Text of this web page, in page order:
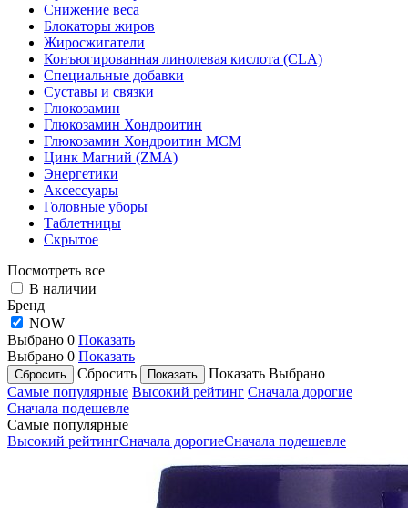
Снижение веса
Блокаторы жиров
Жиросжигатели
Конъюгированная линолевая кислота (CLA)
Специальные добавки
Суставы и связки
Глюкозамин
Глюкозамин Хондроитин
Глюкозамин Хондроитин МСМ
Цинк Магний (ZMA)
Энергетики
Аксессуары
Головные уборы
Таблетницы
Скрытое
Посмотреть все
В наличии
Бренд
NOW
Выбрано 0 Показать
Выбрано 0 Показать
Сбросить
Показать Выбрано
Самые популярные Высокий рейтинг Сначала дорогие
Сначала подешевле
Самые популярные
Высокий рейтингСначала дорогиеСначала подешевле